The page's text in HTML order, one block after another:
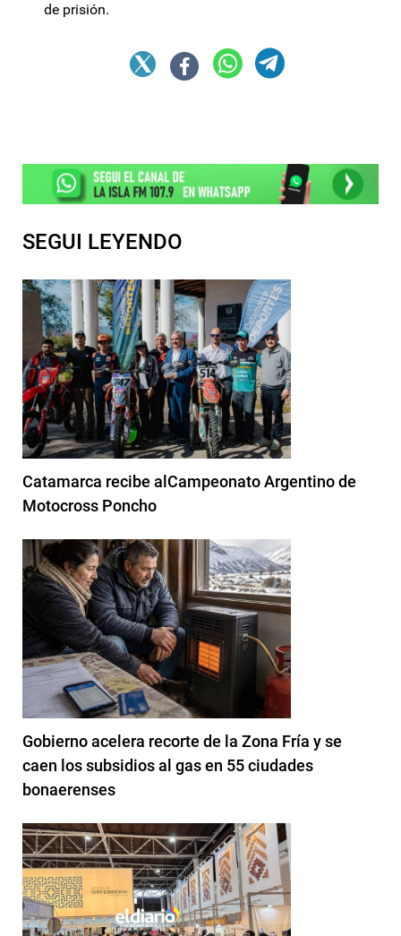
de prisión.
SEGUI LEYENDO
Catamarca recibe alCampeonato Argentino de
Motocross Poncho
Gobierno acelera recorte de la Zona Fría y se
caen los subsidios al gas en 55 ciudades
bonaerenses